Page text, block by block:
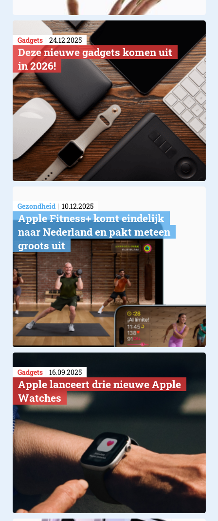
Gadgets 24.12.2025
Deze nieuwe gadgets komen uit
in 2026!
Gezondheid 10.12.2025
Apple Fitness+ komt eindelijk
naar Nederland en pakt meteen
groots uit
Gadgets 16.09.2025
Apple lanceert drie nieuwe Apple
Watches